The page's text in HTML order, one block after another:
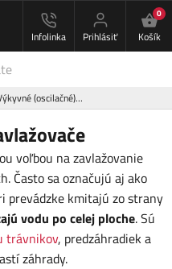
Infolinka Prihlásiť
0
Košík
(oscilačné)…
voľbou na zavlažovanie
Často sa označujú aj ako
prevádzke kmitajú zo strany
vodu po celej ploche. Sú
trávnikov, predzáhradiek a
záhrady.